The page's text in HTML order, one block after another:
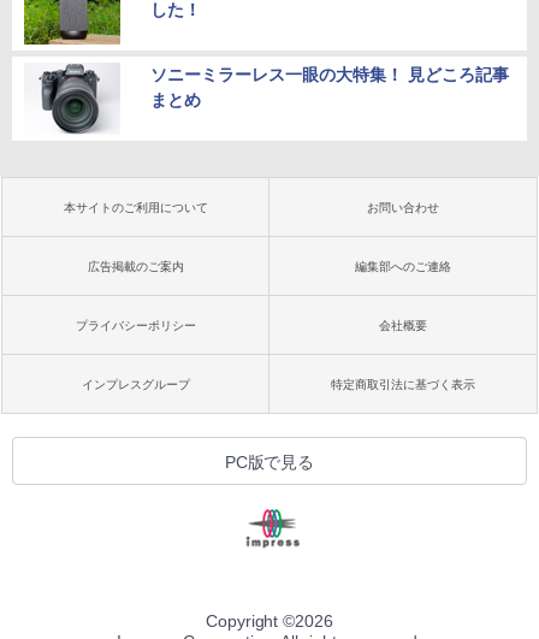
した！
ソニーミラーレス一眼の大特集！ 見どころ記事
まとめ
本サイトのご利用について お問い合わせ
広告掲載のご案内 編集部へのご連絡
プライバシーポリシー 会社概要
インプレスグループ 特定商取引法に基づく表示
PC版で見る
Copyright ©2026